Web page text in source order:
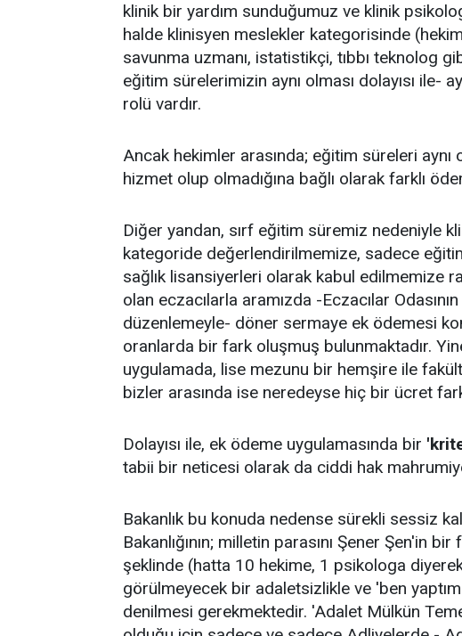
klinik bir yardım sunduğumuz ve klinik
halde klinisyen meslekler kategorisinde
savunma uzmanı, istatistikçi, tıbbı teknolog
eğitim sürelerimizin aynı olması dolayısı ile-
rolü vardır.
Ancak hekimler arasında; eğitim süreleri
hizmet olup olmadığına bağlı olarak farklı
Diğer yandan, sırf eğitim süremiz nedeniyle
kategoride değerlendirilmemize, sadece
sağlık lisansiyerleri olarak kabul edilmemize
olan eczacılarla aramızda -Eczacılar
düzenlemeyle- döner sermaye ek ödemesi
oranlarda bir fark oluşmuş bulunmaktadır.
uygulamada, lise mezunu bir hemşire ile
bizler arasında ise neredeyse hiç bir ücret
Dolayısı ile, ek ödeme uygulamasında bir
tabii bir neticesi olarak da ciddi hak
Bakanlık bu konuda nedense sürekli sessiz
Bakanlığının; milletin parasını Şener Şen'in
şeklinde (hatta 10 hekime, 1 psikologa
görülmeyecek bir adaletsizlikle ve 'ben
denilmesi gerekmektedir. 'Adalet Mülkün